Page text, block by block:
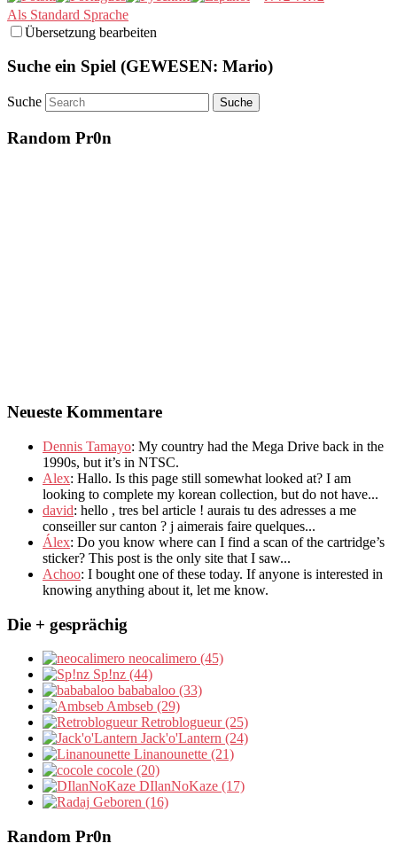
Als Standard Sprache
Übersetzung bearbeiten
Suche ein Spiel (GEWESEN: Mario)
Suche
Random Pr0n
Neueste Kommentare
Dennis Tamayo: My country had the Mega Drive back in the
1990s, but it’s in NTSC.
Alex: Hallo. Is this page still somewhat looked at? I am
looking to complete my korean collection, but do not have...
david: hello , tres bel article ! aurais tu des adresses a me
conseiller sur canton ? j aimerais faire quelques...
Álex: Do you know where can I find a scan of the cartridge’s
sticker? This post is the only site that I saw...
Achoo: I bought one of these today. If anyone is interested in
knowing anything about it, let me know.
Die + gesprächig
neocalimero (45)
Sp!nz (44)
bababaloo (33)
Ambseb (29)
Retroblogueur (25)
Jack'o'Lantern (24)
Linanounette (21)
cocole (20)
DIlanNoKaze (17)
Geboren (16)
Random Pr0n